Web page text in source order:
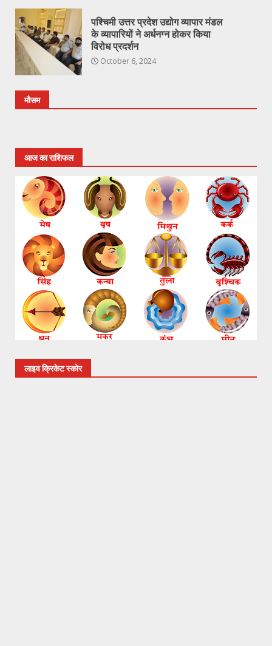
पश्चिमी उत्तर प्रदेश उद्योग व्यापार मंडल
के व्यापारियों ने अर्धनग्न होकर किया
विरोध प्रदर्शन
October 6, 2024
मौसम
आज का राशिफल
लाइव क्रिकेट स्कोर